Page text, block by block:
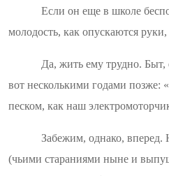
Если он еще в школе
молодость, как опускаются
Да, жить ему трудно.
вот несколькими годами позже:
песком, как наш
Забежим, однако, вперед.
(чьими стараниями ныне и